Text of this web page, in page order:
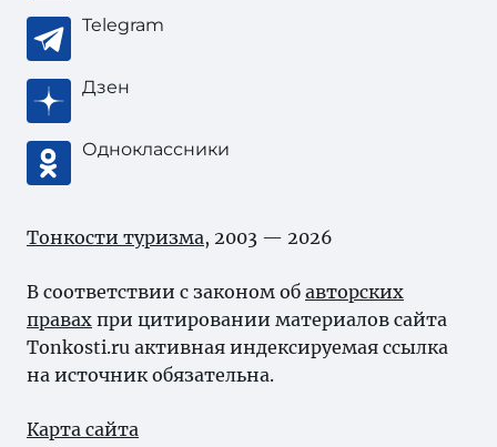
Telegram
Дзен
Одноклассники
Тонкости туризма, 2003 — 2026
В соответствии с законом об авторских
правах при цитировании материалов сайта
Tonkosti.ru активная индексируемая ссылка
на источник обязательна.
Карта сайта